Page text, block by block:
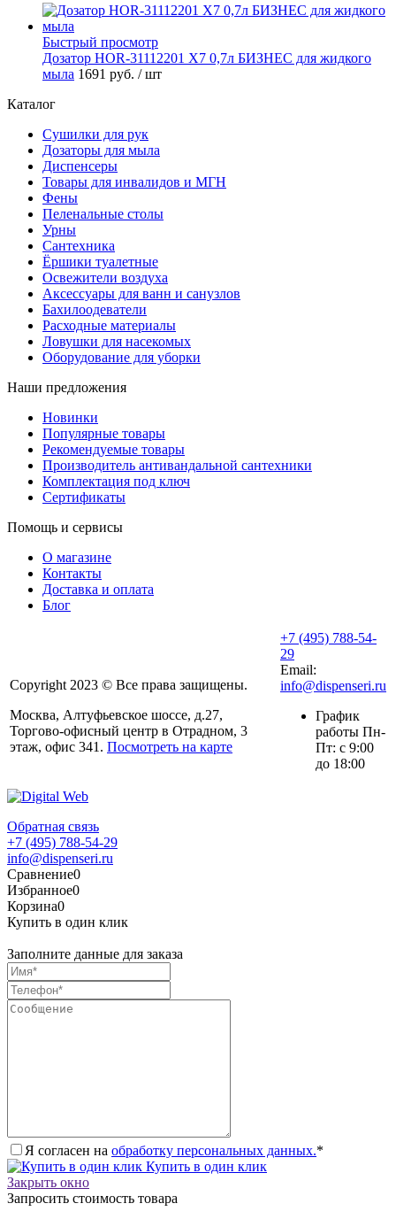
Быстрый просмотр
Дозатор HOR-31112201 X7 0,7л БИЗНЕС для жидкого
мыла 1691 руб. / шт
Каталог
Сушилки для рук
Дозаторы для мыла
Диспенсеры
Товары для инвалидов и МГН
Фены
Пеленальные столы
Урны
Сантехника
Ёршики туалетные
Освежители воздуха
Аксессуары для ванн и санузлов
Бахилоодеватели
Расходные материалы
Ловушки для насекомых
Оборудование для уборки
Наши предложения
Новинки
Популярные товары
Рекомендуемые товары
Производитель антивандальной сантехники
Комплектация под ключ
Сертификаты
Помощь и сервисы
О магазине
Контакты
Доставка и оплата
Блог
Copyright 2023 © Все права защищены.
Москва, Алтуфьевское шоссе, д.27,
Торгово-офисный центр в Отрадном, 3
этаж, офис 341. Посмотреть на карте
+7 (495) 788-54-
29
Email:
info@dispenseri.ru
График
работы Пн-
Пт: с 9:00
до 18:00
Обратная связь
+7 (495) 788-54-29
info@dispenseri.ru
Сравнение0
Избранное0
Корзина0
Купить в один клик
Заполните данные для заказа
Я согласен на обработку персональных данных.*
Купить в один клик
Закрыть окно
Запросить стоимость товара